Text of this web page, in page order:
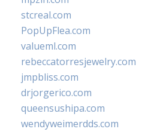
stcreal.com
PopUpFlea.com
valueml.com
rebeccatorresjewelry.com
jmpbliss.com
drjorgerico.com
queensushipa.com
wendyweimerdds.com